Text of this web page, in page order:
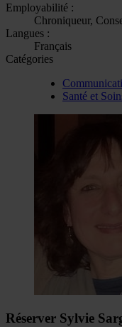
Employabilité :
Chroniqueur,
Langues :
Français
Catégories
Santé et
Réserver Sylvie